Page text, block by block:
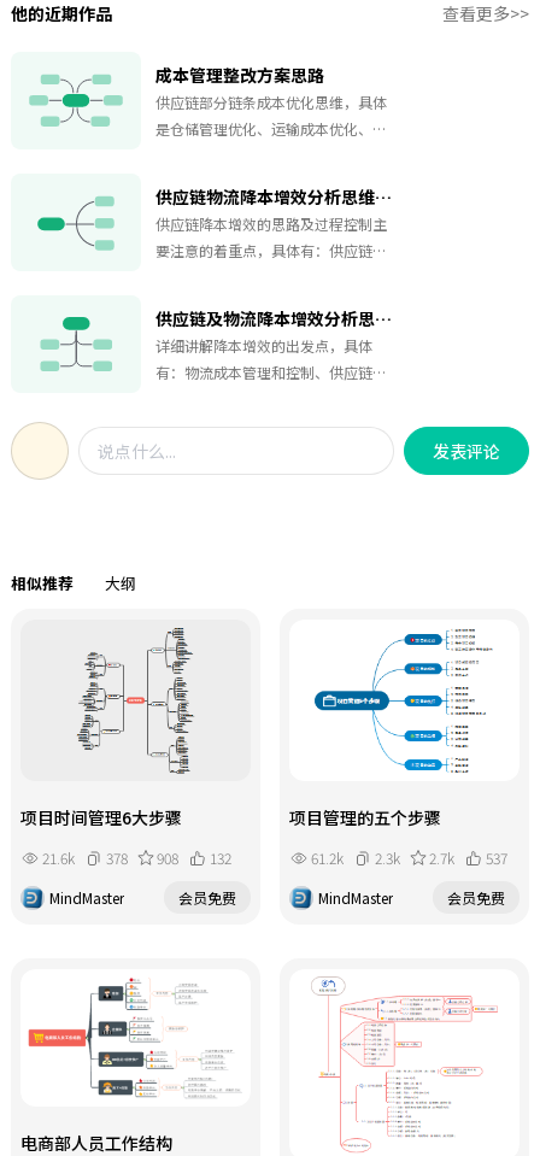
他的近期作品 查看更多>>
成本管理整改方案思路
供应链部分链条成本优化思维，具体
是仓储管理优化、运输成本优化、采
供应链物流降本增效分析思维导图2
供应链降本增效的思路及过程控制主
要注意的着重点，具体有：供应链的
技巧、供应链物流端成本管理和控
制。
供应链及物流降本增效分析思维导图
详细讲解降本增效的出发点，具体
有：物流成本管理和控制、供应链的
物流降低成本技巧，欢迎和大家一起
交流学习哦。
发表评论
相似推荐 大纲
项目时间管理6大步骤
21.6k 378 908
132
MindMaster
会员免费
项目管理的五个步骤
61.2k 2.3k 2.7k
537
MindMaster
会员免费
电商部人员工作结构